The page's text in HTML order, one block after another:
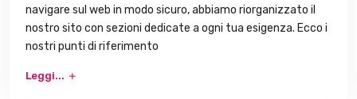
navigare sul web in modo sicuro, abbiamo riorganizzato il
nostro sito con sezioni dedicate a ogni tua esigenza. Ecco i
nostri punti di riferimento
Leggi...